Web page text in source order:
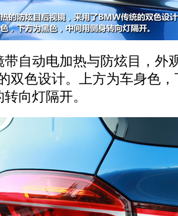
动电加热与防炫目，外
双色设计。上方为车身色
向灯隔开。